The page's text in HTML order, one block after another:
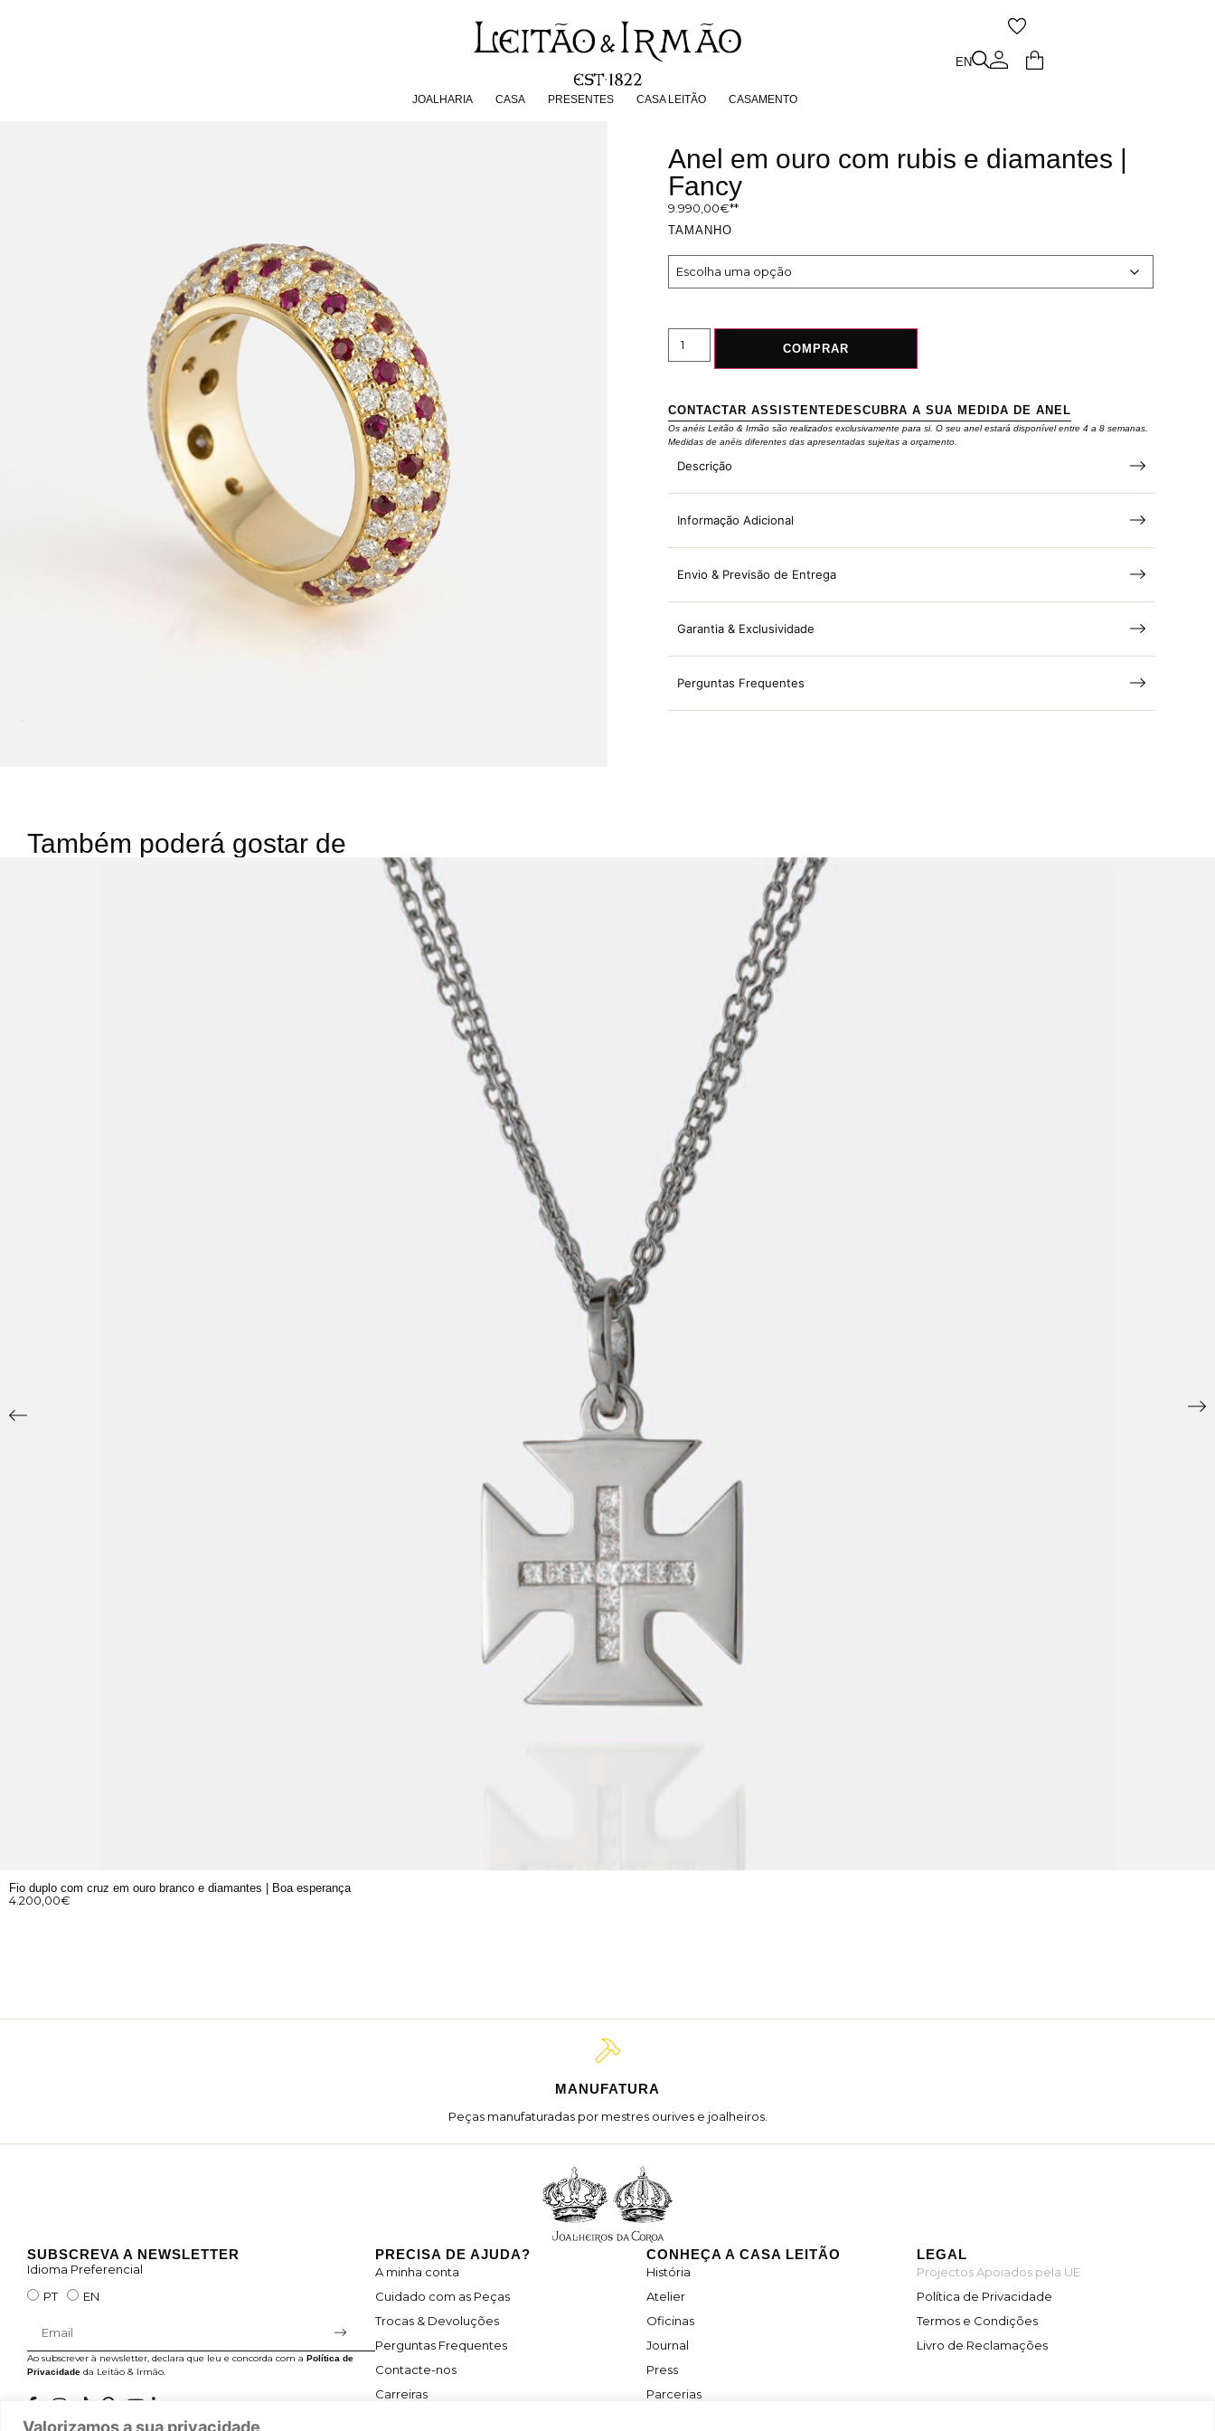
Valorizamos a sua privacidade
JOALHARIA CASA PRESENTES CASA LEITÃO CASAMENTO
EN
PRESENTES CASA LEITÃO
Anel em ouro com rubis e diamantes |
Fancy
9.990,00€
TAMANHO
COMPRAR
CONTACTAR ASSISTENTE DESCUBRA A SUA MEDIDA DE ANEL
Os anéis Leitão & Irmão são realizados exclusivamente para si. O seu anel estará disponível entre 4 a 8 semanas.
Medidas de anéis diferentes das apresentadas sujeitas a orçamento.
Descrição
Informação Adicional
Envio & Previsão de Entrega
Garantia & Exclusividade
Perguntas Frequentes
Também poderá gostar de
Fio duplo com cruz em ouro branco e diamantes | Boa esperança
4.200,00€
MANUFATURA
Peças manufaturadas por mestres ourives e joalheiros.
SUBSCREVA A NEWSLETTER
Idioma Preferencial
PT
EN
Ao subscrever à newsletter, declara que leu e concorda com a Política de
Privacidade da Leitão & Irmão.
PRECISA DE AJUDA?
A minha conta
Cuidado com as Peças
Trocas & Devoluções
Perguntas Frequentes
Contacte-nos
Carreiras
CONHEÇA A CASA LEITÃO
História
Atelier
Oficinas
Journal
Press
Parcerias
LEGAL
Projectos Apoiados pela UE
Política de Privacidade
Termos e Condições
Livro de Reclamações